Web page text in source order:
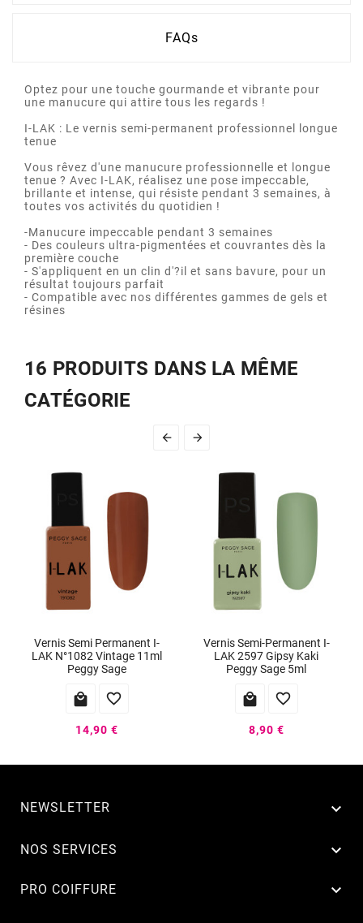
FAQs
Optez pour une touche gourmande et vibrante pour
une manucure qui attire tous les regards !
I-LAK : Le vernis semi-permanent professionnel longue
tenue
Vous rêvez d'une manucure professionnelle et longue
tenue ? Avec I-LAK, réalisez une pose impeccable,
brillante et intense, qui résiste pendant 3 semaines, à
toutes vos activités du quotidien !
-Manucure impeccable pendant 3 semaines
- Des couleurs ultra-pigmentées et couvrantes dès la
première couche
- S'appliquent en un clin d'?il et sans bavure, pour un
résultat toujours parfait
- Compatible avec nos différentes gammes de gels et
résines
16 PRODUITS DANS LA MÊME
CATÉGORIE
 
Vernis Semi Permanent I-
LAK N°1082 Vintage 11ml
Peggy Sage
 
14,90 €
Vernis Semi-Permanent I-
LAK 2597 Gipsy Kaki
Peggy Sage 5ml
 
8,90 €
NEWSLETTER 
NOS SERVICES 
PRO COIFFURE 